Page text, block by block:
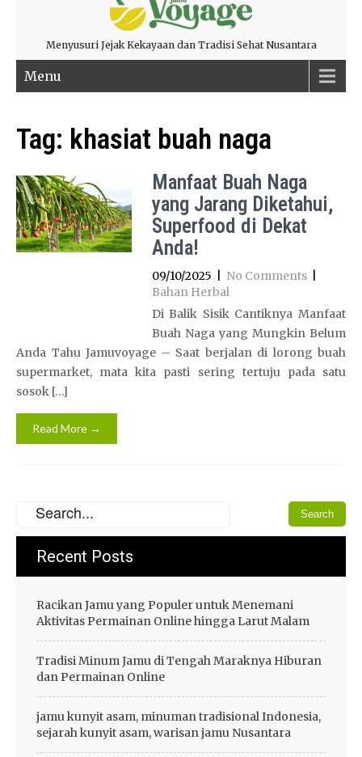
Menyusuri Jejak Kekayaan dan Tradisi Sehat Nusantara
Menu
Tag: khasiat buah naga
Manfaat Buah Naga
yang Jarang Diketahui,
Superfood di Dekat
Anda!
09/10/2025 No Comments
Bahan Herbal
Di Balik Sisik Cantiknya Manfaat
Buah Naga yang Mungkin Belum
Anda Tahu Jamuvoyage – Saat berjalan di lorong buah
supermarket, mata kita pasti sering tertuju pada satu
sosok […]
Read More →
Recent Posts
Racikan Jamu yang Populer untuk Menemani
Aktivitas Permainan Online hingga Larut Malam
Tradisi Minum Jamu di Tengah Maraknya Hiburan
dan Permainan Online
jamu kunyit asam, minuman tradisional Indonesia,
sejarah kunyit asam, warisan jamu Nusantara